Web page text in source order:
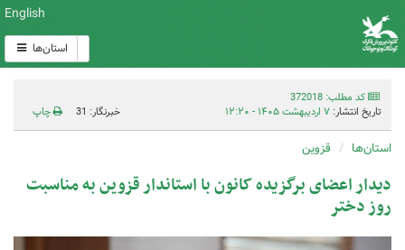
English
استان‌ها
کد مطلب: 372018
تاریخ انتشار: ۷ اردیبهشت ۱۴۰۵ - ۱۲:۲۰ خبرنگار: 31 چاپ
استان‌ها قزوین
دیدار اعضای برگزیده کانون با استاندار قزوین به مناسبت
روز دختر